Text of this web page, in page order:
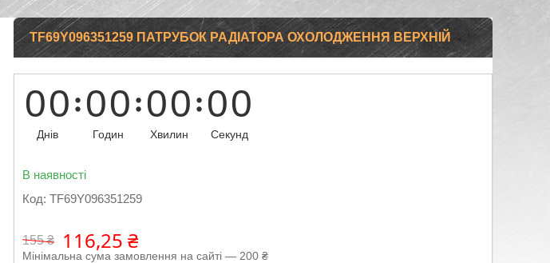
TF69Y096351259 ПАТРУБОК РАДІАТОРА ОХОЛОДЖЕННЯ ВЕРХНІЙ
00
Днів
00
Годин
00
Хвилин
00
Секунд
В наявності
Код: TF69Y096351259
155 ₴ 116,25 ₴
Мінімальна сума замовлення на сайті — 200 ₴